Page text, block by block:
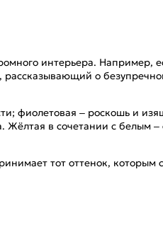
интерьера. Например,
о
фиолетовая – роскошь и
Жёлтая в сочетании с белым –
тот оттенок, которым